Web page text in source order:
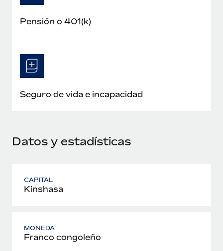
Pensión o 401(k)
Seguro de vida e incapacidad
Datos y estadísticas
CAPITAL
Kinshasa
MONEDA
Franco congoleño